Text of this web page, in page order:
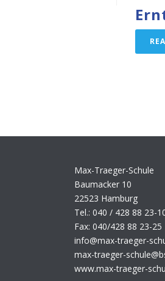
Max-Traeger-Schule
Baumacker 10
22523 Hamburg
Tel.: 040 / 428 88 23-
Fax: 040/428 88 23-25
info@max-traeger-
max-traeger-
www.max-traeger-